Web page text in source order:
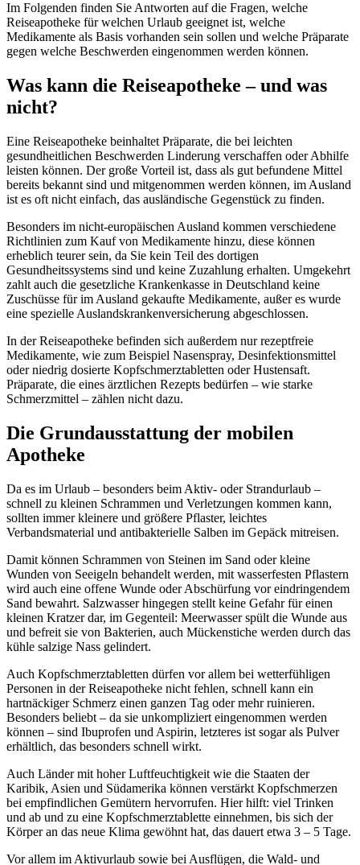
Im Folgenden finden Sie Antworten auf die Fragen, welche
Reiseapotheke für welchen Urlaub geeignet ist, welche
Medikamente als Basis vorhanden sein sollen und welche Präparate
gegen welche Beschwerden eingenommen werden können.
Was kann die Reiseapotheke – und was
nicht?
Eine Reiseapotheke beinhaltet Präparate, die bei leichten
gesundheitlichen Beschwerden Linderung verschaffen oder Abhilfe
leisten können. Der große Vorteil ist, dass als gut befundene Mittel
bereits bekannt sind und mitgenommen werden können, im Ausland
ist es oft nicht einfach, das ausländische Gegenstück zu finden.
Besonders im nicht-europäischen Ausland kommen verschiedene
Richtlinien zum Kauf von Medikamente hinzu, diese können
erheblich teurer sein, da Sie kein Teil des dortigen
Gesundheitssystems sind und keine Zuzahlung erhalten. Umgekehrt
zahlt auch die gesetzliche Krankenkasse in Deutschland keine
Zuschüsse für im Ausland gekaufte Medikamente, außer es wurde
eine spezielle Auslandskrankenversicherung abgeschlossen.
In der Reiseapotheke befinden sich außerdem nur rezeptfreie
Medikamente, wie zum Beispiel Nasenspray, Desinfektionsmittel
oder niedrig dosierte Kopfschmerztabletten oder Hustensaft.
Präparate, die eines ärztlichen Rezepts bedürfen – wie starke
Schmerzmittel – zählen nicht dazu.
Die Grundausstattung der mobilen
Apotheke
Da es im Urlaub – besonders beim Aktiv- oder Strandurlaub –
schnell zu kleinen Schrammen und Verletzungen kommen kann,
sollten immer kleinere und größere Pflaster, leichtes
Verbandsmaterial und antibakterielle Salben im Gepäck mitreisen.
Damit können Schrammen von Steinen im Sand oder kleine
Wunden von Seeigeln behandelt werden, mit wasserfesten Pflastern
wird auch eine offene Wunde oder Abschürfung vor eindringendem
Sand bewahrt. Salzwasser hingegen stellt keine Gefahr für einen
kleinen Kratzer dar, im Gegenteil: Meerwasser spült die Wunde aus
und befreit sie von Bakterien, auch Mückenstiche werden durch das
kühle salzige Nass gelindert.
Auch Kopfschmerztabletten dürfen vor allem bei wetterfühligen
Personen in der Reiseapotheke nicht fehlen, schnell kann ein
hartnäckiger Schmerz einen ganzen Tag oder mehr ruinieren.
Besonders beliebt – da sie unkompliziert eingenommen werden
können – sind Ibuprofen und Aspirin, letzteres ist sogar als Pulver
erhältlich, das besonders schnell wirkt.
Auch Länder mit hoher Luftfeuchtigkeit wie die Staaten der
Karibik, Asien und Südamerika können verstärkt Kopfschmerzen
bei empfindlichen Gemütern hervorrufen. Hier hilft: viel Trinken
und ab und zu eine Kopfschmerztablette einnehmen, bis sich der
Körper an das neue Klima gewöhnt hat, das dauert etwa 3 – 5 Tage.
Vor allem im Aktivurlaub sowie bei Ausflügen, die Wald- und